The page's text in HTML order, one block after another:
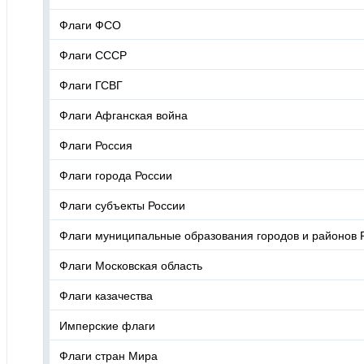
Флаги ФСО
Флаги СССР
Флаги ГСВГ
Флаги Афганская война
Флаги Россия
Флаги города России
Флаги субъекты России
Флаги муниципальные образования городов и районов
Флаги Московская область
Флаги казачества
Имперские флаги
Флаги стран Мира